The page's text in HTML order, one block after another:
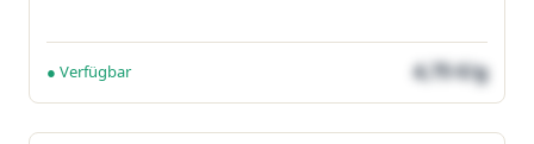
● Verfügbar 4,75 €/g